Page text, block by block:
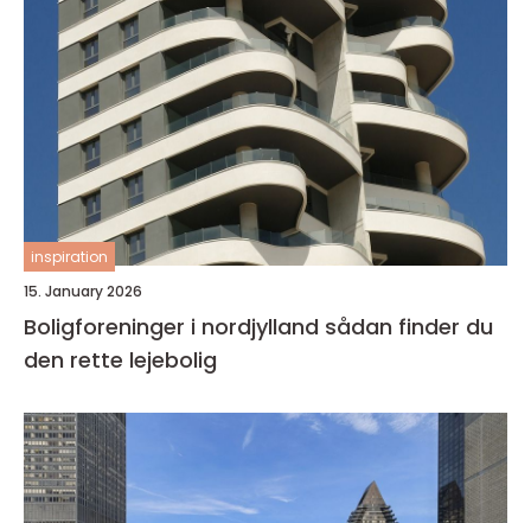
inspiration
15. January 2026
Boligforeninger i nordjylland sådan finder du
den rette lejebolig